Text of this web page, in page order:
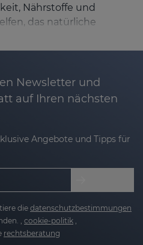
Nährstoffe und
das natürliche
ihre
und den Wasserverlust
fortschrittlichen
von Sesderma
Feuchtigkeit, sondern
und lang
von trockener Haut
Mangel an Wasser
Epidermis
sich in Symptomen
Newsletter und
auf Ihren nächsten
Angebote und Tipps für
die datenschutzbestimmungen
, cookie-politik ,
rechtsberatung